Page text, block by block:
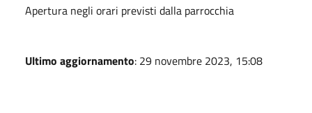
Apertura negli orari previsti dalla parrocchia
Ultimo aggiornamento: 29 novembre 2023, 15:08